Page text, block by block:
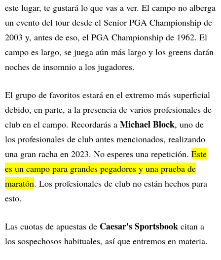
este lugar, te gustará lo que vas a ver. El campo no alberga
un evento del tour desde el Senior PGA Championship de
2003 y, antes de eso, el PGA Championship de 1962. El
campo es largo, se juega aún más largo y los greens darán
noches de insomnio a los jugadores.
El grupo de favoritos estará en el extremo más superficial
debido, en parte, a la presencia de varios profesionales de
club en el campo. Recordarás a Michael Block, uno de
los profesionales de club antes mencionados, realizando
una gran racha en 2023. No esperes una repetición. Este
es un campo para grandes pegadores y una prueba de
maratón. Los profesionales de club no están hechos para
esto.
Las cuotas de apuestas de Caesar's Sportsbook citan a
los sospechosos habituales, así que entremos en materia.